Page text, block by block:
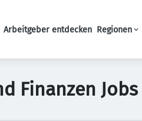
Haupt-Navigation
Arbeitgeber entdecken Regionen
Finanzen